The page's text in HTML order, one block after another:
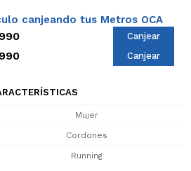
canjeando tus Metros OCA
Canjear
Canjear
Mujer
Cordones
Running